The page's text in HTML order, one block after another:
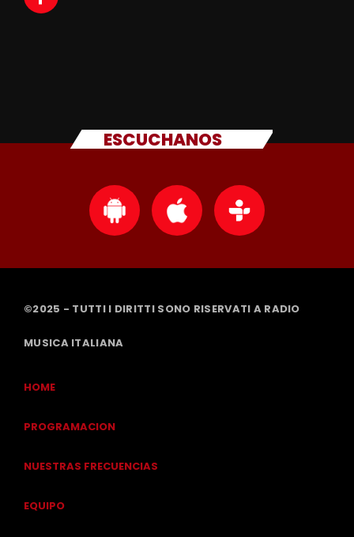
ESCUCHANOS
©2025 - TUTTI I DIRITTI SONO RISERVATI A RADIO
MUSICA ITALIANA
HOME
PROGRAMACION
NUESTRAS FRECUENCIAS
EQUIPO